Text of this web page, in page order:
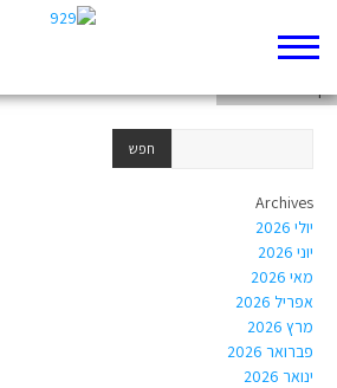
Archives
יולי 2026
יוני 2026
מאי 2026
אפריל 2026
מרץ 2026
פברואר 2026
ינואר 2026